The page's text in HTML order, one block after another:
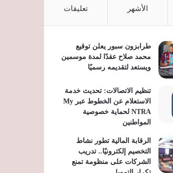
الأشهر تعليقات
طرابزون سبور يعلن توقيع
محمد صلاح عقدًا لمدة موسمين
ويستعد لتقديمه رسميًا
تنظيم الاتصالات: تحديث خدمة
الاستعلام عن الخطوط عبر My
NTRA لحماية خصوصية
المواطنين
الرقابة المالية تطور نشاط
التخصيم إلكترونيًا.. تدريب
الشركات على منظومة تمنع